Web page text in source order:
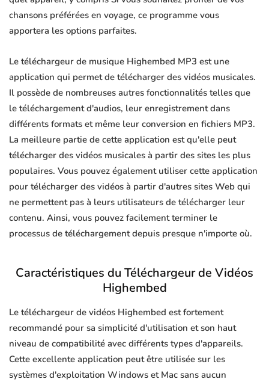
chansons préférées en voyage, ce programme vous
apportera les options parfaites.
Le téléchargeur de musique Highembed MP3 est une
application qui permet de télécharger des vidéos musicales.
Il possède de nombreuses autres fonctionnalités telles que
le téléchargement d'audios, leur enregistrement dans
différents formats et même leur conversion en fichiers MP3.
La meilleure partie de cette application est qu'elle peut
télécharger des vidéos musicales à partir des sites les plus
populaires. Vous pouvez également utiliser cette application
pour télécharger des vidéos à partir d'autres sites Web qui
ne permettent pas à leurs utilisateurs de télécharger leur
contenu. Ainsi, vous pouvez facilement terminer le
processus de téléchargement depuis presque n'importe où.
Caractéristiques du Téléchargeur de Vidéos
Highembed
Le téléchargeur de vidéos Highembed est fortement
recommandé pour sa simplicité d'utilisation et son haut
niveau de compatibilité avec différents types d'appareils.
Cette excellente application peut être utilisée sur les
systèmes d'exploitation Windows et Mac sans aucun